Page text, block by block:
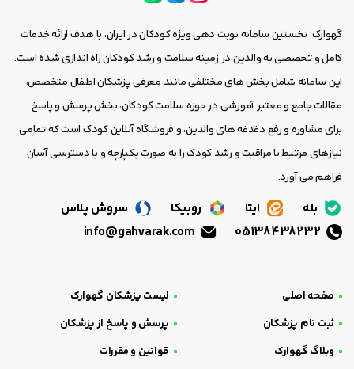
گهوارک، نخستین سامانه نوبت دهی ویژه کودکان در ایران، با هدف ارائه خدمات
کامل و تخصصی به والدین در زمینه سلامت و رشد کودکان راه اندازی شده است.
این سامانه شامل بخش های مختلفی مانند معرفی پزشکان اطفال متخصص،
مقالات جامع و معتبر آموزشی در حوزه سلامت کودکان، بخش پرسش و پاسخ
برای مشاوره و رفع دغدغه های والدین، و فروشگاه آنلاین کودک است که تمامی
نیازهای مرتبط با مراقبت و رشد کودک را به صورت یکپارچه و با دسترسی آسان
فراهم می آورد.
بله ایتا روبیکا
سروش پلاس
صفحه اصلی
لیست پزشکان گهوارک
ثبت نام پزشکان
پرسش و پاسخ از پزشکان
وبلاگ گهوارک
قوانین و مقررات